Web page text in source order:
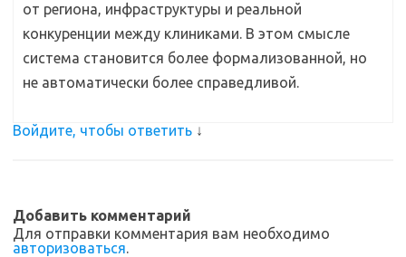
от региона, инфраструктуры и реальной
конкуренции между клиниками. В этом смысле
система становится более формализованной, но
не автоматически более справедливой.
Войдите, чтобы ответить ↓
Добавить комментарий
Для отправки комментария вам необходимо
авторизоваться.